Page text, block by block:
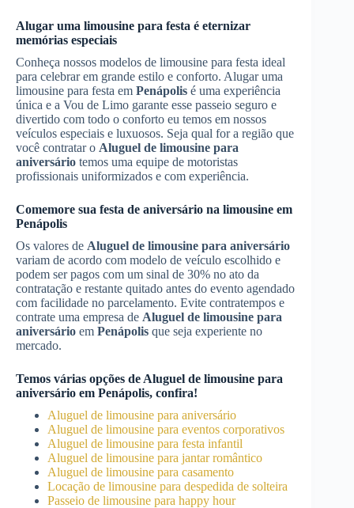
Alugar uma limousine para festa é eternizar
memórias especiais
Conheça nossos modelos de limousine para festa ideal
para celebrar em grande estilo e conforto. Alugar uma
limousine para festa em Penápolis é uma experiência
única e a Vou de Limo garante esse passeio seguro e
divertido com todo o conforto eu temos em nossos
veículos especiais e luxuosos. Seja qual for a região que
você contratar o Aluguel de limousine para
aniversário temos uma equipe de motoristas
profissionais uniformizados e com experiência.
Comemore sua festa de aniversário na limousine em
Penápolis
Os valores de Aluguel de limousine para aniversário
variam de acordo com modelo de veículo escolhido e
podem ser pagos com um sinal de 30% no ato da
contratação e restante quitado antes do evento agendado
com facilidade no parcelamento. Evite contratempos e
contrate uma empresa de Aluguel de limousine para
aniversário em Penápolis que seja experiente no
mercado.
Temos várias opções de Aluguel de limousine para
aniversário em Penápolis, confira!
Aluguel de limousine para aniversário
Aluguel de limousine para eventos corporativos
Aluguel de limousine para festa infantil
Aluguel de limousine para jantar romântico
Aluguel de limousine para casamento
Locação de limousine para despedida de solteira
Passeio de limousine para happy hour